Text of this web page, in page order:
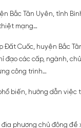
Bắc Tân Uyên, tỉnh
mạng…
Cuốc, huyện Bắc
đạo các cấp, ngành,
công trình…
biến, hướng dẫn
phương chủ động